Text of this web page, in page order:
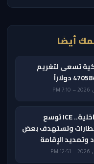
أيضًا
تسعى لتغريم
حتى في الرحلات الداخلية.. ICE توسع
وتستهدف بعض
وتمديد الإقامة